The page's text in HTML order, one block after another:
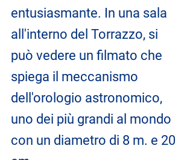
entusiasmante. In una sala
all'interno del Torrazzo, si
può vedere un filmato che
spiega il meccanismo
dell'orologio astronomico,
uno dei più grandi al mondo
con un diametro di 8 m. e 20